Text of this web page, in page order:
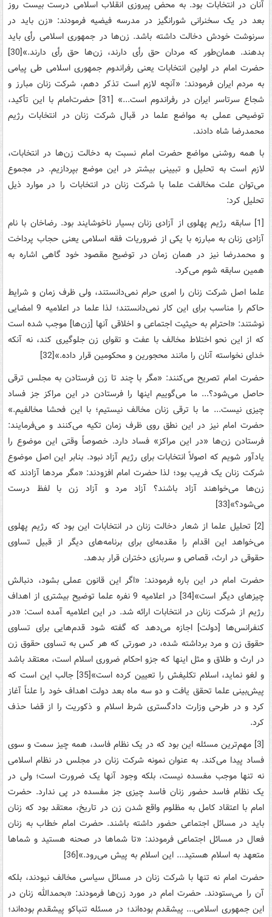
آنان‌ در انتخابات‌ بود. به‌ محض‌ پیروزی‌ انقلاب‌ اسلامی‌ درست‌ بیست‌ روز
بعد در یک‌ سخنرانی ‌شورانگیز در مدرسه‌ فیضیه‌ فرمودند: «زن‌ باید در
سرنوشت‌ خودش‌ دخالت‌ داشته ‌باشد. زن‌ها در جمهوری‌ اسلامی‌ رأی‌ باید
بدهند. همان‌طور که‌ مردان‌ حق‌ رأی‌ دارند، زن‌ها حق‌ رأی‌ دارند.»[30]
حضرت‌ امام‌ در اولین‌ انتخابات‌ یعنی‌ رفراندوم‌ جمهوری‌ اسلامی‌ طی‌ پیامی‌
به‌ مردم‌ ایران‌ فرمودند: «آنچه‌ لازم‌ است‌ تذکر دهم‌، شرکت‌ زنان‌ مبارز و
شجاع‌ سرتاسر ایران‌ در رفراندوم‌ است‌...» [31] حضرت‌امام‌ با این‌ تأکید،
توضیحی‌ عملی‌ به‌ مواضع‌ علما در قبال‌ شرکت‌ زنان‌ در انتخابات‌ رژیم‌
محمدرضا شاه‌ دادند.
با همه‌ روشنی‌ مواضع‌ حضرت‌ امام‌ نسبت‌ به‌ دخالت‌ زن‌ها در انتخابات‌،
لازم ‌است‌ به‌ تحلیل‌ و تبیینی‌ بیشتر در این‌ موضع‌ بپردازیم‌. در مجموع‌
می‌توان‌ علت‌ مخالفت‌ علما با شرکت‌ زنان‌ در انتخابات‌ را در موارد ذیل‌
تحلیل‌ کرد:
[1] سابقه‌ رژیم پهلوی‌ از آزادی‌ زنان‌ بسیار ناخوشایند بود. رضاخان با نام‌
آزادی‌ زنان‌ به‌ مبارزه‌ با یکی‌ از ضروریات‌ فقه‌ اسلامی‌ یعنی‌ حجاب‌ پرداخت‌
و محمدرضا نیز در همان‌ زمان‌ در توضیح‌ مقصود خود گاهی‌ اشاره‌ به‌
همین‌ سابقه‌ شوم‌ می‌کرد.
علما اصل‌ شرکت‌ زنان‌ را امری‌ حرام‌ نمی‌دانستند، ولی‌ ظرف‌ زمان‌ و شرایط‌
حاکم‌ را مناسب‌ برای‌ این‌ کار نمی‌دانستند؛ لذا علما در اعلامیه‌ 9 امضایی
‌نوشتند: «احترام‌ به‌ حیثیت‌ اجتماعی‌ و اخلاقی‌ آنها [زن‌ها] موجب‌ شده‌ است‌
که‌ از این ‌نحو اختلاط‌ مخالف‌ با عفت‌ و تقوای‌ زن‌ جلوگیری‌ کند، نه‌ آنکه‌
خدای‌ نخواسته‌ آنان‌ را مانند محجورین‌ و محکومین‌ قرار داده‌.»[32]
حضرت‌ امام‌ تصریح‌ می‌کنند: «مگر با چند تا زن‌ فرستادن‌ به‌ مجلس‌ ترقی‌
حاصل‌ می‌شود؟... ما می‌گوییم‌ اینها را فرستادن‌ در این‌ مراکز جز فساد
چیزی‌ نیست‌... ما با ترقی‌ زنان‌ مخالف‌ نیستیم‌؛ با این‌ فحشا مخالفیم.»
حضرت‌ امام‌ نیز در این‌ نطق‌ روی‌ ظرف‌ زمان‌ تکیه‌ می‌کنند و می‌فرمایند:
فرستادن‌ زن‌ها «در این‌ مراکز» فساد دارد. خصوصاً وقتی‌ این ‌موضوع‌ را
یادآور شویم‌ که‌ اصولاً انتخابات‌ برای‌ رژیم‌ آزاد نبود. بنابر این‌ اصل‌ موضوع
‌شرکت‌ زنان‌ یک‌ فریب‌ بود؛ لذا حضرت‌ امام‌ افزودند: «مگر مردها آزادند که‌
زن‌ها می‌خواهند آزاد باشند؟ آزاد مرد و آزاد زن‌ با لفظ‌ درست‌
می‌شود؟»[33]
[2] تحلیل‌ علما از شعار دخالت‌ زنان‌ در انتخابات‌ این‌ بود که‌ رژیم‌ پهلوی
می‌خواهد این‌ اقدام ‌را مقدمه‌ای‌ برای‌ برنامه‌های‌ دیگر از قبیل‌ تساوی‌
حقوقی‌ در ارث‌، قصاص‌ و سربازی ‌دختران‌ قرار بدهد.
حضرت‌ امام‌ در این‌ باره‌ فرمودند: «اگر این‌ قانون‌ عملی‌ بشود، دنبالش‌
چیزهای‌ دیگر است‌»[34] در اعلامیه‌ 9 نفره‌ علما توضیح‌ بیشتری‌ از اهداف‌
رژیم‌ از شرکت‌ زنان‌ در انتخابات‌ ارائه‌ شد. در این‌ اعلامیه‌ آمده‌ است‌: «در
کنفرانس‌ها [دولت‌] اجازه‌ می‌دهد که‌ گفته‌ شود قدم‌هایی‌ برای‌ تساوی‌
حقوق زن‌ و مرد برداشته‌ شده‌، در صورتی‌ که‌ هر کس‌ به ‌تساوی‌ حقوق زن‌
در ارث‌ و طلاق و مثل‌ اینها که‌ جزو احکام‌ ضروری‌ اسلام‌ است‌، معتقد باشد
و لغو نماید، اسلام‌ تکلیفش‌ را تعیین‌ کرده‌ است‌»[35] جالب‌ این‌ است‌ که‌
پیش‌بینی‌ علما تحقق‌ یافت‌ و دو سه‌ ماه‌ بعد دولت‌ اهداف‌ خود را علناً آغاز
کرد و در طرحی‌ وزارت‌ دادگستری‌ شرط‌ اسلام‌ و ذکوریت‌ را از قضا حذف‌
کرد.
[3] مهم‌ترین‌ مسئله‌ این‌ بود که‌ در یک‌ نظام‌ فاسد، همه‌ چیز سمت‌ و سوی‌
فساد پیدا می‌کند. به‌ عنوان‌ نمونه‌ شرکت‌ زنان‌ در مجلس‌ در نظام‌ اسلامی‌
نه‌ تنها موجب‌ مفسده‌ نیست‌، بلکه‌ وجود آنها یک‌ ضرورت‌ است‌؛ ولی‌ در
یک‌ نظام‌ فاسد حضور زنان‌ فاسد چیزی‌ جز مفسده‌ در پی‌ ندارد. حضرت‌
امام‌ با اعتقاد کامل‌ به ‌مظلوم‌ واقع‌ شدن‌ زن‌ در تاریخ‌، معتقد بود که‌ زنان‌
باید در مسائل‌ اجتماعی‌ حضور داشته ‌باشند. حضرت‌ امام‌ خطاب‌ به‌ زنان‌
فعال‌ در مسائل‌ اجتماعی‌ فرمودند: «تا شماها در صحنه‌ هستید و شماها
متعهد به‌ اسلام‌ هستید... این‌ اسلام‌ به‌ پیش‌ می‌رود.»[36]
حضرت‌ امام‌ نه‌ تنها با شرکت‌ زنان‌ در مسائل‌ سیاسی‌ مخالف‌ نبودند، بلکه‌
آن‌ را می‌ستودند. حضرت‌ امام‌ در مورد زن‌ها فرمودند: «بحمدالله‌ زنان‌ در
این‌ جمهوری‌ اسلامی‌... پیشقدم‌ بوده‌اند؛ در مسئله‌ تنباکو پیشقدم‌ بوده‌اند؛